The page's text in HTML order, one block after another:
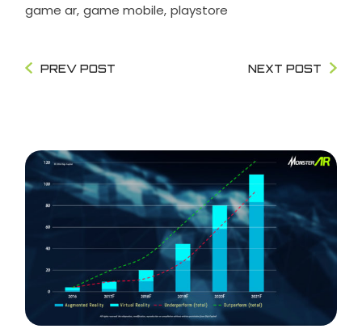
game ar game mobile playstore
PREV POST NEXT POST